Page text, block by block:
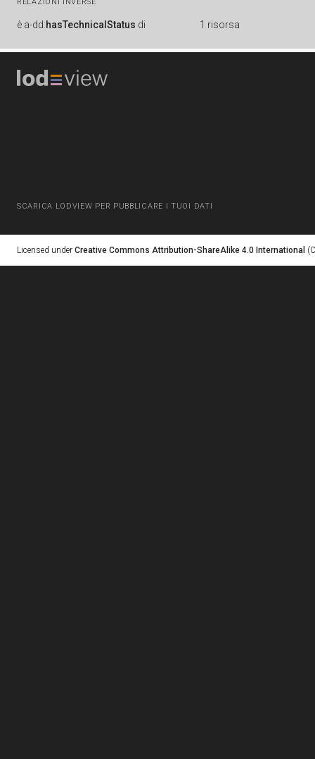
è a-dd:hasTechnicalStatus di 1 risorsa
SCARICA LODVIEW PER PUBBLICARE I TUOI DATI
Licensed under Creative Commons Attribution-ShareAlike 4.0 International